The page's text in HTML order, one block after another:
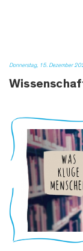
Donnerstag, 15. Dezember